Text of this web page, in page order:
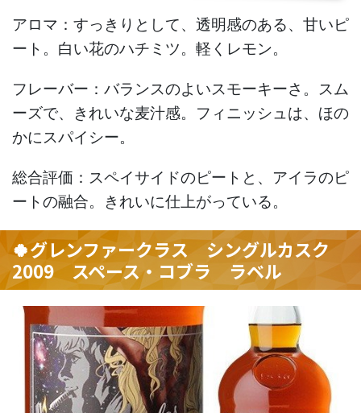
アロマ：すっきりとして、透明感のある、甘いピ
ート。白い花のハチミツ。軽くレモン。
フレーバー：バランスのよいスモーキーさ。スム
ーズで、きれいな麦汁感。フィニッシュは、ほの
かにスパイシー。
総合評価：スペイサイドのピートと、アイラのピ
ートの融合。きれいに仕上がっている。
🍀グレンファークラス シングルカスク
2009 スペース・コブラ ラベル